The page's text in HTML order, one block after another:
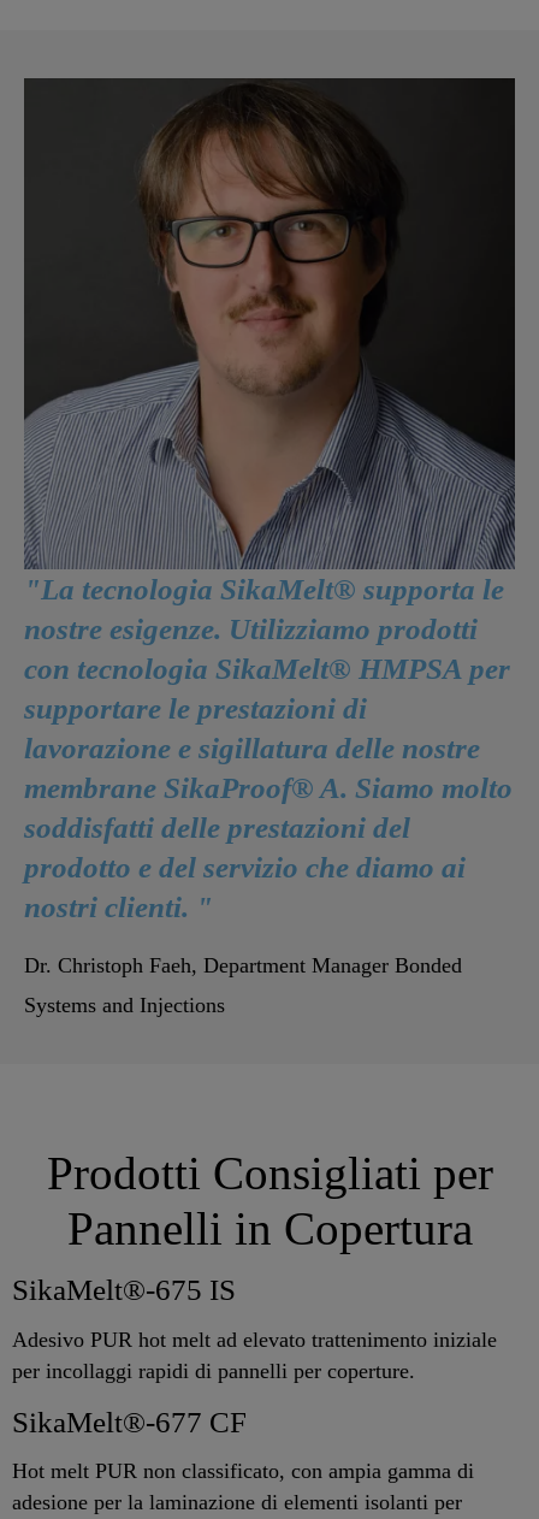
"La tecnologia SikaMelt® supporta le
nostre esigenze. Utilizziamo prodotti
con tecnologia SikaMelt® HMPSA per
supportare le prestazioni di
lavorazione e sigillatura delle nostre
membrane SikaProof® A. Siamo molto
soddisfatti delle prestazioni del
prodotto e del servizio che diamo ai
nostri clienti. "
Dr. Christoph Faeh, Department Manager Bonded
Systems and Injections
Prodotti Consigliati per
Pannelli in Copertura
SikaMelt®-675 IS
Adesivo PUR hot melt ad elevato trattenimento iniziale
per incollaggi rapidi di pannelli per coperture.
SikaMelt®-677 CF
Hot melt PUR non classificato, con ampia gamma di
adesione per la laminazione di elementi isolanti per